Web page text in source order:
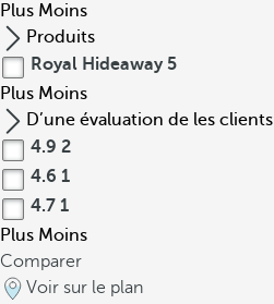
Plus Moins
Produits
Royal Hideaway 5
Plus Moins
D’une évaluation de les clients
4.9 2
4.6 1
4.7 1
Plus Moins
Comparer
Voir sur le plan